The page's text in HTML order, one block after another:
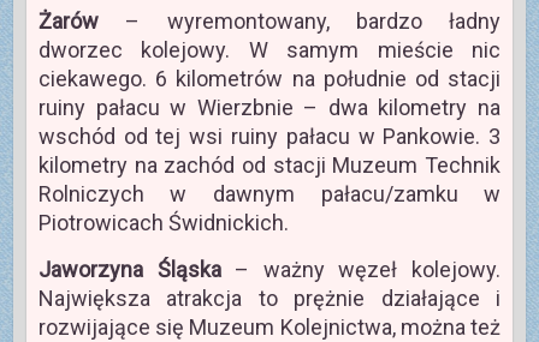
Żarów– wyremontowany, bardzo ładny
dworzec kolejowy. W samym mieście nic
ciekawego. 6 kilometrów na południe od stacji
ruiny pałacu w Wierzbnie – dwa kilometry na
wschód od tej wsi ruiny pałacu w Pankowie. 3
kilometry na zachód od stacji Muzeum Technik
Rolniczych w dawnym pałacu/zamku w
Piotrowicach Świdnickich.
Jaworzyna Śląska– ważny węzeł kolejowy.
Największa atrakcja to prężnie działające i
rozwijające się Muzeum Kolejnictwa, można też